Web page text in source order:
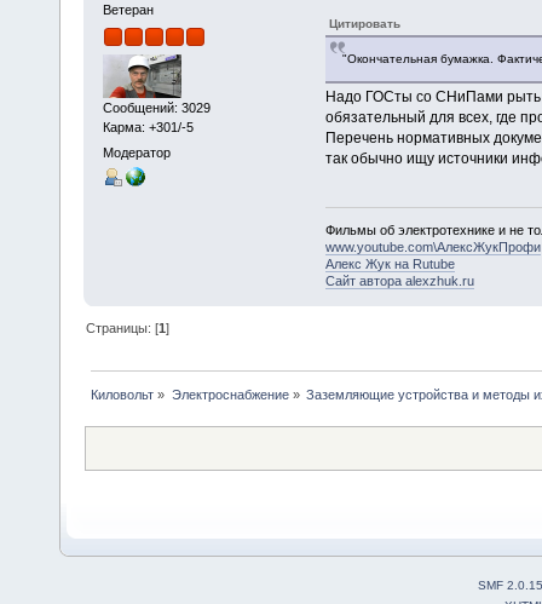
Ветеран
Сообщений: 3029
Карма: +301/-5
Модератор
Цитировать
"Окончательная бумажка.
Надо ГОСты со СНиПами рыть.
обязательный для всех, где
Перечень нормативных
так обычно ищу источники
Фильмы об электротехнике и не
www.youtube.com\АлексЖукПрофи
Алекс Жук на Rutube
Сайт автора alexzhuk.ru
Страницы: [1]
Киловольт » Электроснабжение» Заземляющие устройства и методы
SMF 2.0.15